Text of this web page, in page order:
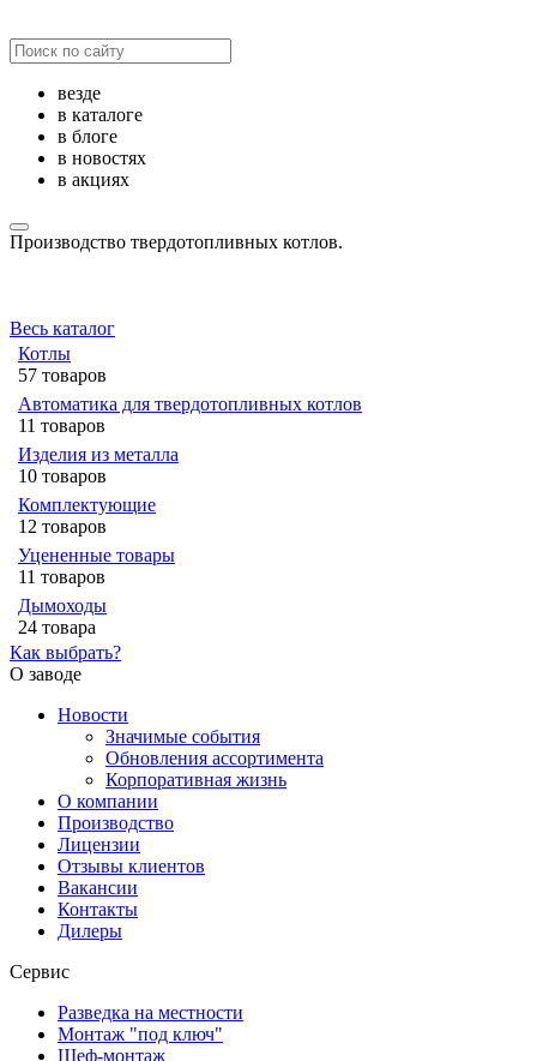
везде
в каталоге
в блоге
в новостях
в акциях
Производство твердотопливных котлов.
Весь каталог
Котлы
57 товаров
Автоматика для твердотопливных котлов
11 товаров
Изделия из металла
10 товаров
Комплектующие
12 товаров
Уцененные товары
11 товаров
Дымоходы
24 товара
Как выбрать?
О заводе
Новости
Значимые события
Обновления ассортимента
Корпоративная жизнь
О компании
Производство
Лицензии
Отзывы клиентов
Вакансии
Контакты
Дилеры
Сервис
Разведка на местности
Монтаж "под ключ"
Шеф-монтаж